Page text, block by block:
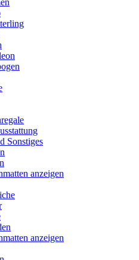
Sonstiges
anzeigen
anzeigen